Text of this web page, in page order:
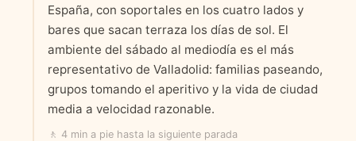
España, con soportales en los cuatro lados y
bares que sacan terraza los días de sol. El
ambiente del sábado al mediodía es el más
representativo de Valladolid: familias paseando,
grupos tomando el aperitivo y la vida de ciudad
media a velocidad razonable.
🚶 4 min a pie hasta la siguiente parada